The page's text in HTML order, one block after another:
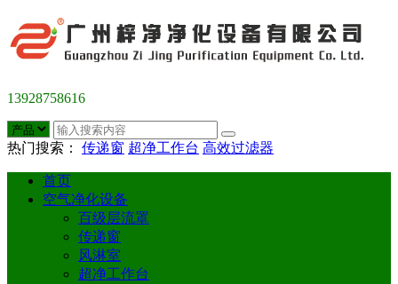
13928758616
热门搜索： 传递窗 超净工作台 高效过滤器
首页
空气净化设备
百级层流罩
传递窗
风淋室
超净工作台